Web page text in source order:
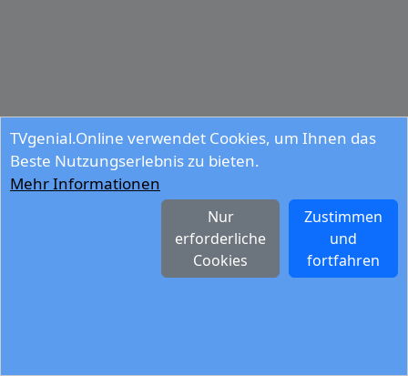
TVgenial.Online verwendet Cookies, um Ihnen das
Beste Nutzungserlebnis zu bieten.
Mehr Informationen
Zustimmen
und
fortfahren
Nur
erforderliche
Cookies